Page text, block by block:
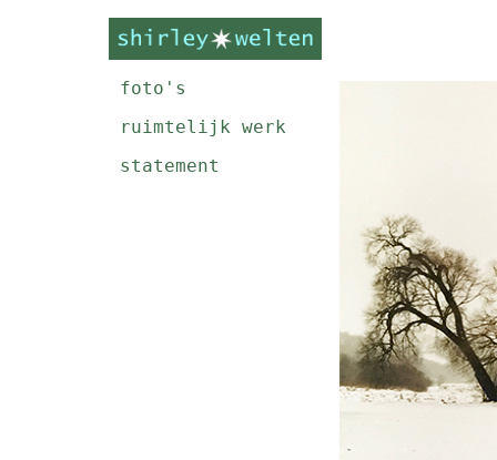
foto's
ruimtelijk werk
statement